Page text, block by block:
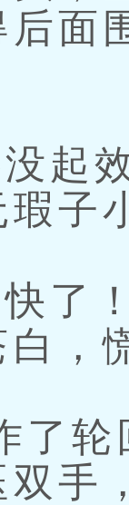
后面
起
子
了
白，
轮
双手